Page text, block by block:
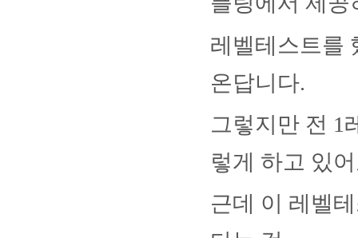
레벨테스트를
온답니다.
그렇지만 전 1
렇게 하고 있
근데 이 레벨